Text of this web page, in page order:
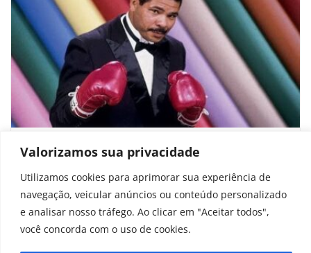
Valorizamos sua privacidade
Utilizamos cookies para aprimorar sua experiência de
navegação, veicular anúncios ou conteúdo personalizado
e analisar nosso tráfego. Ao clicar em "Aceitar todos",
você concorda com o uso de cookies.
Maguila – Prefiro ficar louco a morrer de
outubro 24, 2025